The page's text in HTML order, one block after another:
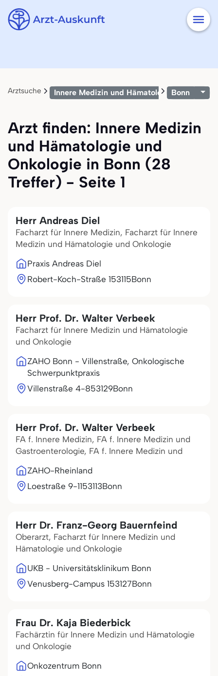
Arztsuche Innere Medizin und Hämatologie und
Bonn
Arzt finden: Innere Medizin
und Hämatologie und
Onkologie in Bonn (28
Treffer) - Seite 1
Herr Andreas Diel
Facharzt für Innere Medizin, Facharzt für Innere
Medizin und Hämatologie und Onkologie
Praxis Andreas Diel
Robert-Koch-Straße 153115Bonn
Herr Prof. Dr. Walter Verbeek
Facharzt für Innere Medizin und Hämatologie
und Onkologie
ZAHO Bonn - Villenstraße, Onkologische
Schwerpunktpraxis
Villenstraße 4-853129Bonn
Herr Prof. Dr. Walter Verbeek
FA f. Innere Medizin, FA f. Innere Medizin und
Gastroenterologie, FA f. Innere Medizin und
ZAHO-Rheinland
Loestraße 9-1153113Bonn
Herr Dr. Franz-Georg Bauernfeind
Oberarzt, Facharzt für Innere Medizin und
Hämatologie und Onkologie
UKB - Universitätsklinikum Bonn
Venusberg-Campus 153127Bonn
Frau Dr. Kaja Biederbick
Fachärztin für Innere Medizin und Hämatologie
und Onkologie
Onkozentrum Bonn